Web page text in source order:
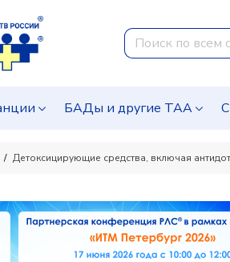
БАДы и другие ТАА
Детоксицирующие средства, включая